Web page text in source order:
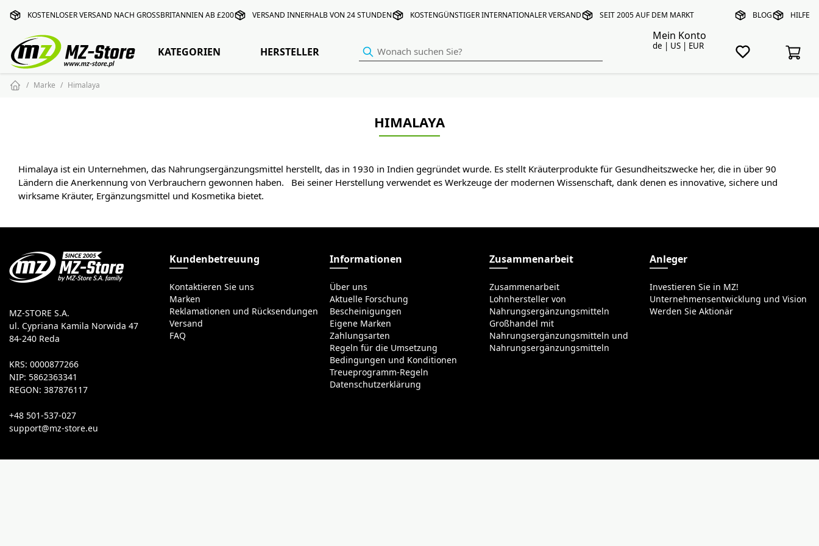
KOSTENLOSER VERSAND NACH GROSSBRITANNIEN AB £200 VERSAND INNERHALB VON 24 STUNDEN KOSTENGÜNSTIGER INTERNATIONALER VERSAND SEIT 2005 AUF DEM MARKT BLOG HILFE
Mein Konto
de | US | EUR
KATEGORIEN HERSTELLER
Marke Himalaya
HIMALAYA
Himalaya ist ein Unternehmen, das Nahrungsergänzungsmittel herstellt, das in 1930 in Indien gegründet wurde. Es stellt Kräuterprodukte für Gesundheitszwecke her, die in über 90
Ländern die Anerkennung von Verbrauchern gewonnen haben. Bei seiner Herstellung verwendet es Werkzeuge der modernen Wissenschaft, dank denen es innovative, sichere und
wirksame Kräuter, Ergänzungsmittel und Kosmetika bietet.
MZ-STORE S.A.
ul. Cypriana Kamila Norwida 47
84-240 Reda
KRS: 0000877266
NIP: 5862363341
REGON: 387876117
+48 501-537-027
Kundenbetreuung
Kontaktieren Sie uns
Marken
Reklamationen und Rücksendungen
Versand
FAQ
Informationen
Über uns
Aktuelle Forschung
Bescheinigungen
Eigene Marken
Zahlungsarten
Regeln für die Umsetzung
Bedingungen und Konditionen
Treueprogramm-Regeln
Datenschutzerklärung
Zusammenarbeit
Zusammenarbeit
Lohnhersteller von
Nahrungsergänzungsmitteln
Großhandel mit
Nahrungsergänzungsmitteln und
Nahrungsergänzungsmitteln
Anleger
Investieren Sie in MZ!
Unternehmensentwicklung und Vision
Werden Sie Aktionär